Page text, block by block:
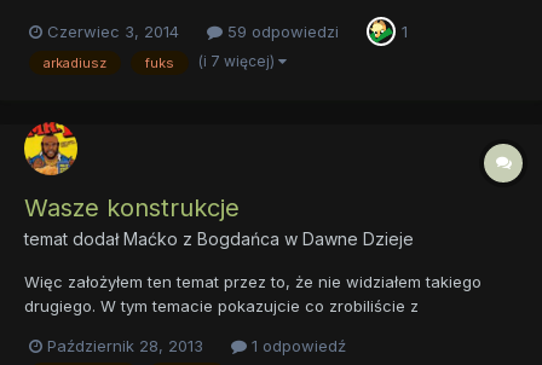
Czerwiec 3, 2014 59 odpowiedzi 1
arkadiusz fuks (i 7 więcej)
Wasze konstrukcje
temat dodałMaćko z Bogdańca w Dawne Dzieje
Więc założyłem ten temat przez to, że nie widziałem takiego
drugiego. W tym temacie pokazujcie co zrobiliście z
innych typu rzeczy. Ogólnie ze wszystkiego. P.S. Mam pewien
Październik 28, 2013 1 odpowiedź